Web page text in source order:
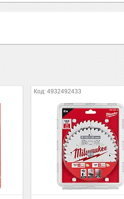
4932492433